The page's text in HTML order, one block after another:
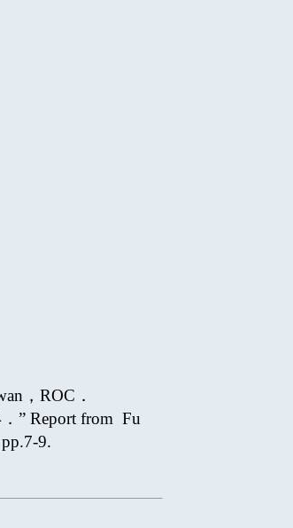
，ROC．
” Report from Fu
9.